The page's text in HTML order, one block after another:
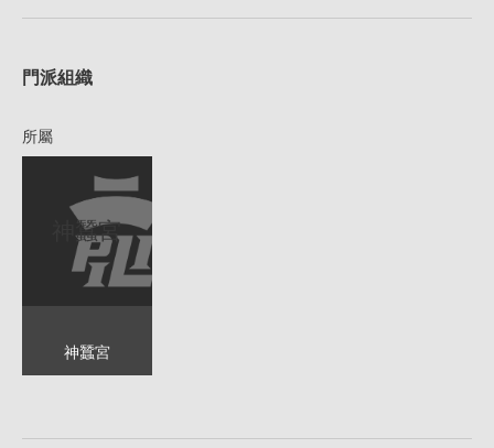
門派組織
所屬
神蠶宮
神蠶宮